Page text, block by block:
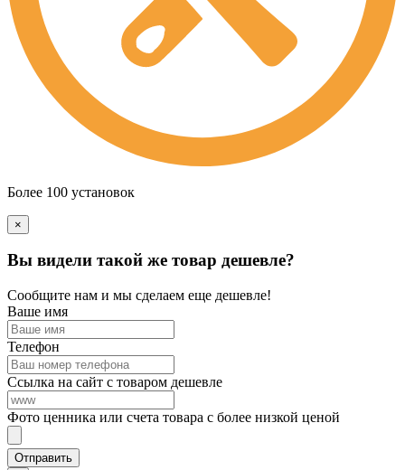
Более 100 установок
×
Вы видели такой же товар дешевле?
Сообщите нам и мы сделаем еще дешевле!
Ваше имя
Телефон
Ссылка на сайт с товаром дешевле
Фото ценника или счета товара с более низкой ценой